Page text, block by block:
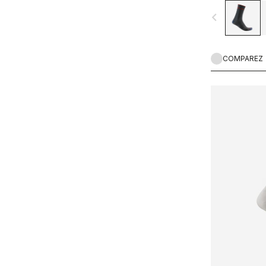
navigate_before
COMPAREZ